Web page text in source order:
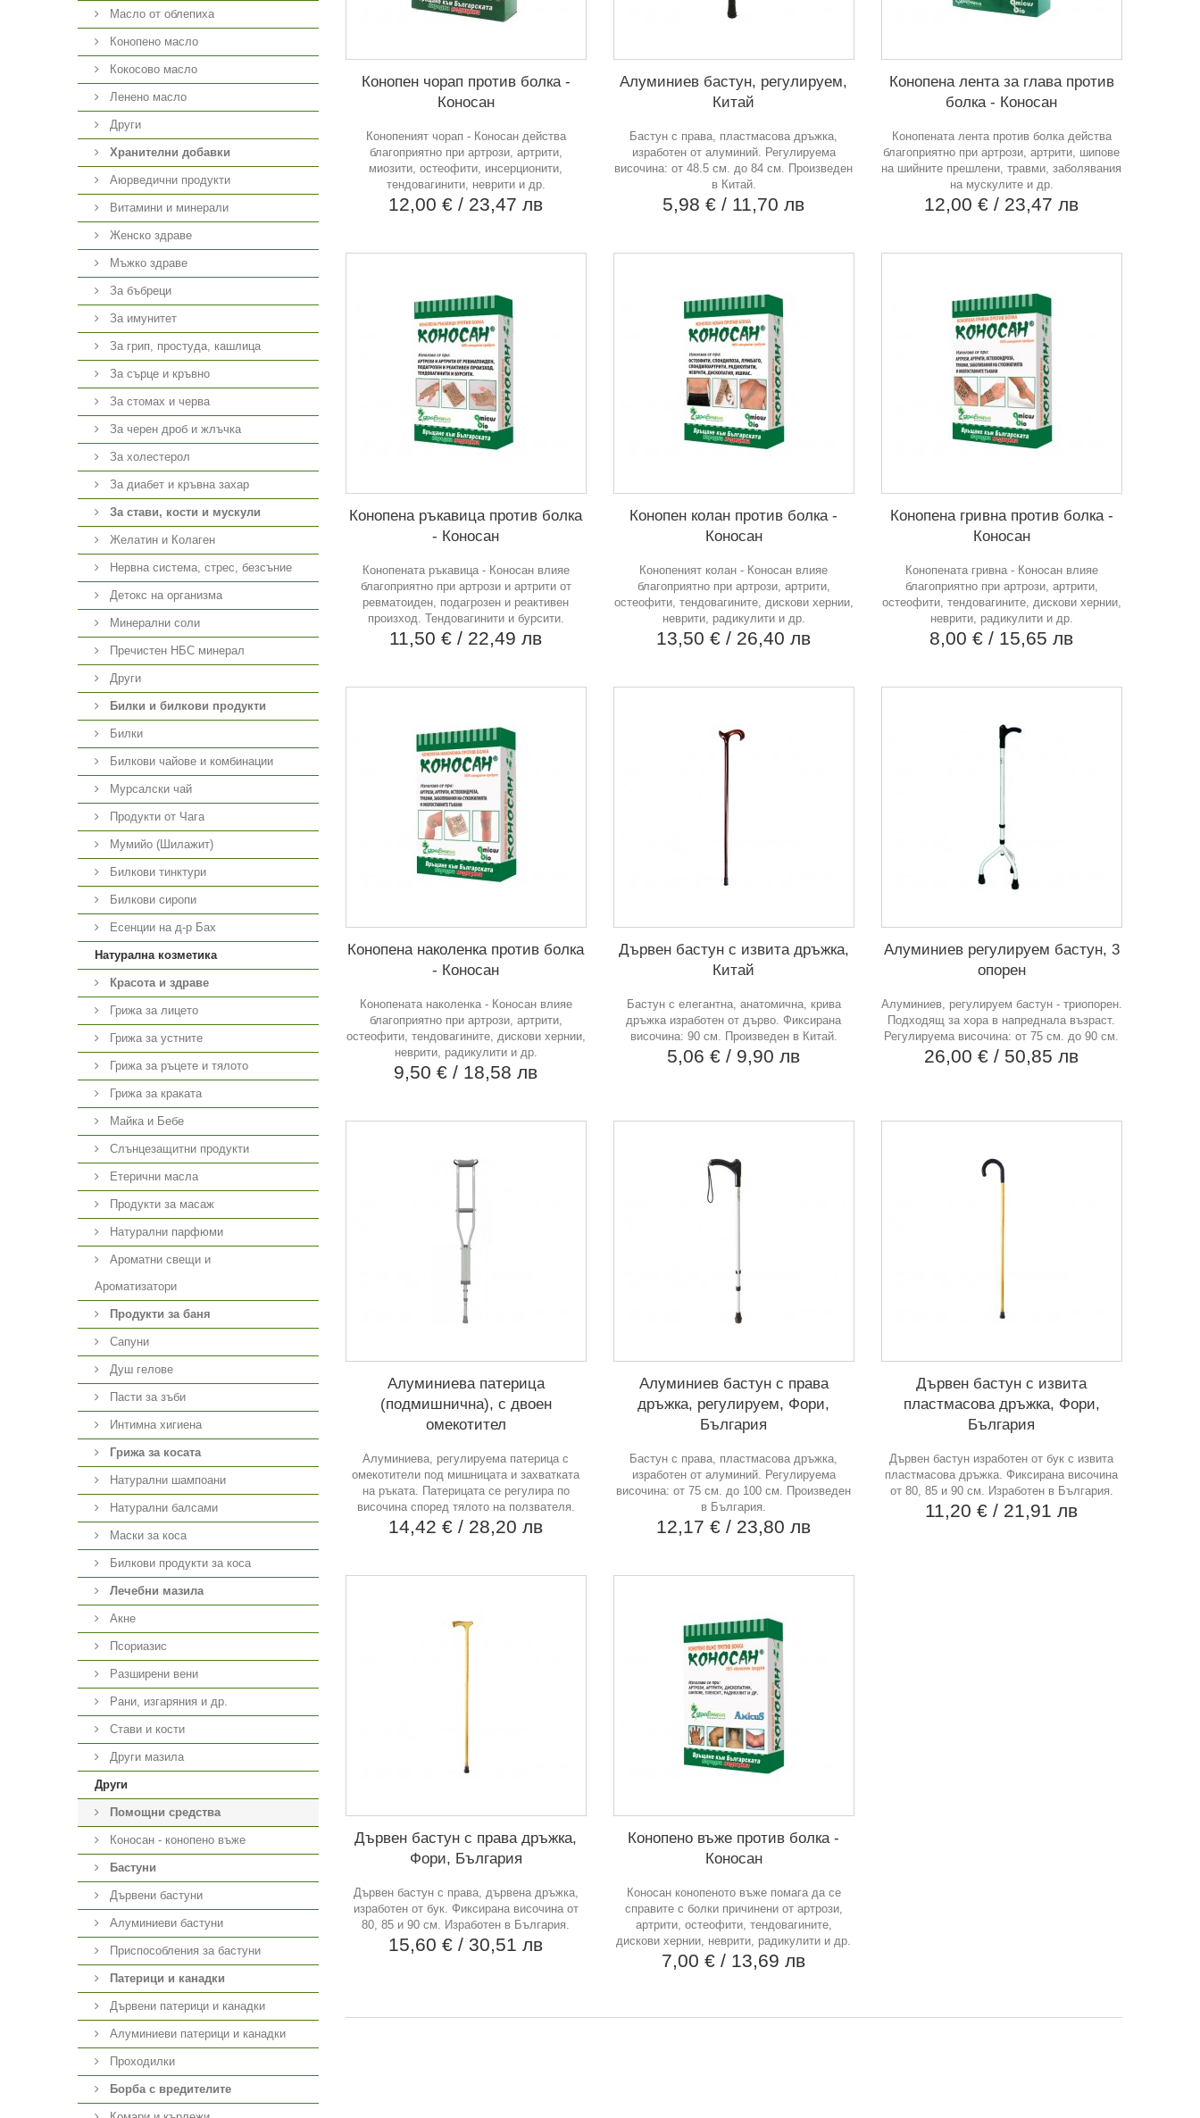
Масло от облепиха
Конопено масло
Кокосово масло
Ленено масло
Други
Хранителни добавки
Аюрведични продукти
Витамини и минерали
Женско здраве
Мъжко здраве
За бъбреци
За имунитет
За грип, простуда, кашлица
За сърце и кръвно
За стомах и черва
За черен дроб и жлъчка
За холестерол
За диабет и кръвна захар
За стави, кости и мускули
Желатин и Колаген
Нервна система, стрес, безсъние
Детокс на организма
Минерални соли
Пречистен НБС минерал
Други
Билки и билкови продукти
Билки
Билкови чайове и комбинации
Мурсалски чай
Продукти от Чага
Мумийо (Шилажит)
Билкови тинктури
Билкови сиропи
Есенции на д-р Бах
Натурална козметика
Красота и здраве
Грижа за лицето
Грижа за устните
Грижа за ръцете и тялото
Грижа за краката
Майка и Бебе
Слънцезащитни продукти
Етерични масла
Продукти за масаж
Натурални парфюми
Ароматни свещи и
Ароматизатори
Продукти за баня
Сапуни
Душ гелове
Пасти за зъби
Интимна хигиена
Грижа за косата
Натурални шампоани
Натурални балсами
Маски за коса
Билкови продукти за коса
Лечебни мазила
Акне
Псориазис
Разширени вени
Рани, изгаряния и др.
Стави и кости
Други мазила
Други
Помощни средства
Коносан - конопено въже
Бастуни
Дървени бастуни
Алуминиеви бастуни
Приспособления за бастуни
Патерици и канадки
Дървени патерици и канадки
Алуминиеви патерици и канадки
Проходилки
Борба с вредителите
Конопен чорап против болка -
Коносан
Конопеният чорап - Коносан действа
благоприятно при артрози, артрити,
миозити, остеофити, инсерционити,
тендовагинити, неврити и др.
12,00 €/ 23,47 лв
Алуминиев бастун, регулируем,
Китай
Бастун с права, пластмасова дръжка,
изработен от алуминий. Регулируема
височина: от 48.5 см. до 84 см. Произведен
в Китай.
5,98 €/ 11,70 лв
Конопена лента за глава против
болка - Коносан
Конопената лента против болка действа
благоприятно при артрози, артрити, шипове
на шийните прешлени, травми, заболявания
на мускулите и др.
12,00 €/ 23,47 лв
Конопена ръкавица против болка
- Коносан
Конопената ръкавица - Коносан влияе
благоприятно при артрози и артрити от
ревматоиден, подагрозен и реактивен
произход. Тендовагинити и бурсити.
11,50 €/ 22,49 лв
Конопен колан против болка -
Коносан
Конопеният колан - Коносан влияе
благоприятно при артрози, артрити,
остеофити, тендовагините, дискови хернии,
неврити, радикулити и др.
13,50 €/ 26,40 лв
Конопена гривна против болка -
Коносан
Конопената гривна - Коносан влияе
благоприятно при артрози, артрити,
остеофити, тендовагините, дискови хернии,
неврити, радикулити и др.
8,00 €/ 15,65 лв
Конопена наколенка против болка
- Коносан
Конопената наколенка - Коносан влияе
благоприятно при артрози, артрити,
остеофити, тендовагините, дискови хернии,
неврити, радикулити и др.
9,50 €/ 18,58 лв
Дървен бастун с извита дръжка,
Китай
Бастун с елегантна, анатомична, крива
дръжка изработен от дърво. Фиксирана
височина: 90 см. Произведен в Китай.
5,06 €/ 9,90 лв
Алуминиев регулируем бастун, 3
опорен
Алуминиев, регулируем бастун - триопорен.
Подходящ за хора в напреднала възраст.
Регулируема височина: от 75 см. до 90 см.
26,00 €/ 50,85 лв
Алуминиева патерица
(подмишнична), с двоен
омекотител
Алуминиева, регулируема патерица с
омекотители под мишницата и захватката
на ръката. Патерицата се регулира по
височина според тялото на ползвателя.
14,42 €/ 28,20 лв
Алуминиев бастун с права
дръжка, регулируем, Фори,
България
Бастун с права, пластмасова дръжка,
изработен от алуминий. Регулируема
височина: от 75 см. до 100 см. Произведен
в България.
12,17 €/ 23,80 лв
Дървен бастун с извита
пластмасова дръжка, Фори,
България
Дървен бастун изработен от бук с извита
пластмасова дръжка. Фиксирана височина
от 80, 85 и 90 см. Изработен в България.
11,20 €/ 21,91 лв
Дървен бастун с права дръжка,
Фори, България
Дървен бастун с права, дървена дръжка,
изработен от бук. Фиксирана височина от
80, 85 и 90 см. Изработен в България.
15,60 €/ 30,51 лв
Конопено въже против болка -
Коносан
Коносан конопеното въже помага да се
справите с болки причинени от артрози,
артрити, остеофити, тендовагините,
дискови хернии, неврити, радикулити и др.
7,00 €/ 13,69 лв